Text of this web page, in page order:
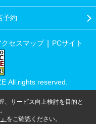
予約
クセスマップ PCサイト
All rights reserved.
、サービス向上検討を目的と
をご確認ください。